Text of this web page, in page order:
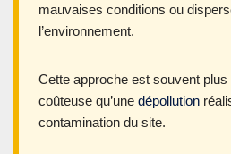
mauvaises conditions ou
l’environnement.
Cette approche est souvent
coûteuse qu’une dépollution
contamination du site.